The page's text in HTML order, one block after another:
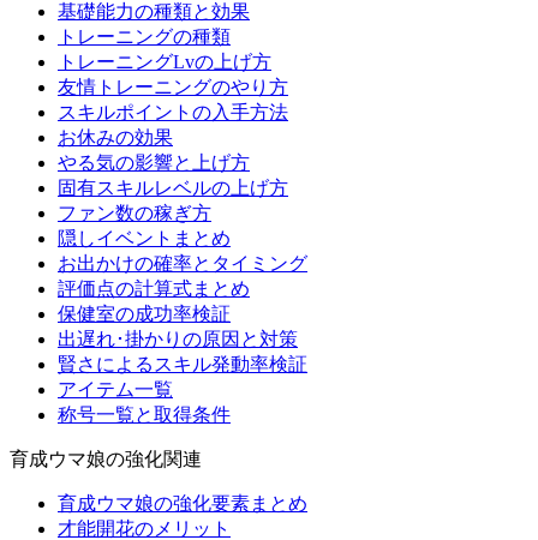
基礎能力の種類と効果
トレーニングの種類
トレーニングLvの上げ方
友情トレーニングのやり方
スキルポイントの入手方法
お休みの効果
やる気の影響と上げ方
固有スキルレベルの上げ方
ファン数の稼ぎ方
隠しイベントまとめ
お出かけの確率とタイミング
評価点の計算式まとめ
保健室の成功率検証
出遅れ･掛かりの原因と対策
賢さによるスキル発動率検証
アイテム一覧
称号一覧と取得条件
育成ウマ娘の強化関連
育成ウマ娘の強化要素まとめ
才能開花のメリット